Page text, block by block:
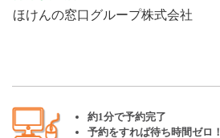
ほけんの窓口グループ株式会社
約1分で予約完了
予約をすれば待ち時間ゼロ！